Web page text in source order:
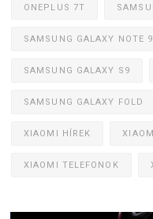
ONEPLUS 7T
SAMSUNG GALAXY NOTE 9
SAMSUNG GALAXY S9
SAMSUNG GALAXY FOLD
XIAOMI HÍREK
XIAOMI TELEFONOK